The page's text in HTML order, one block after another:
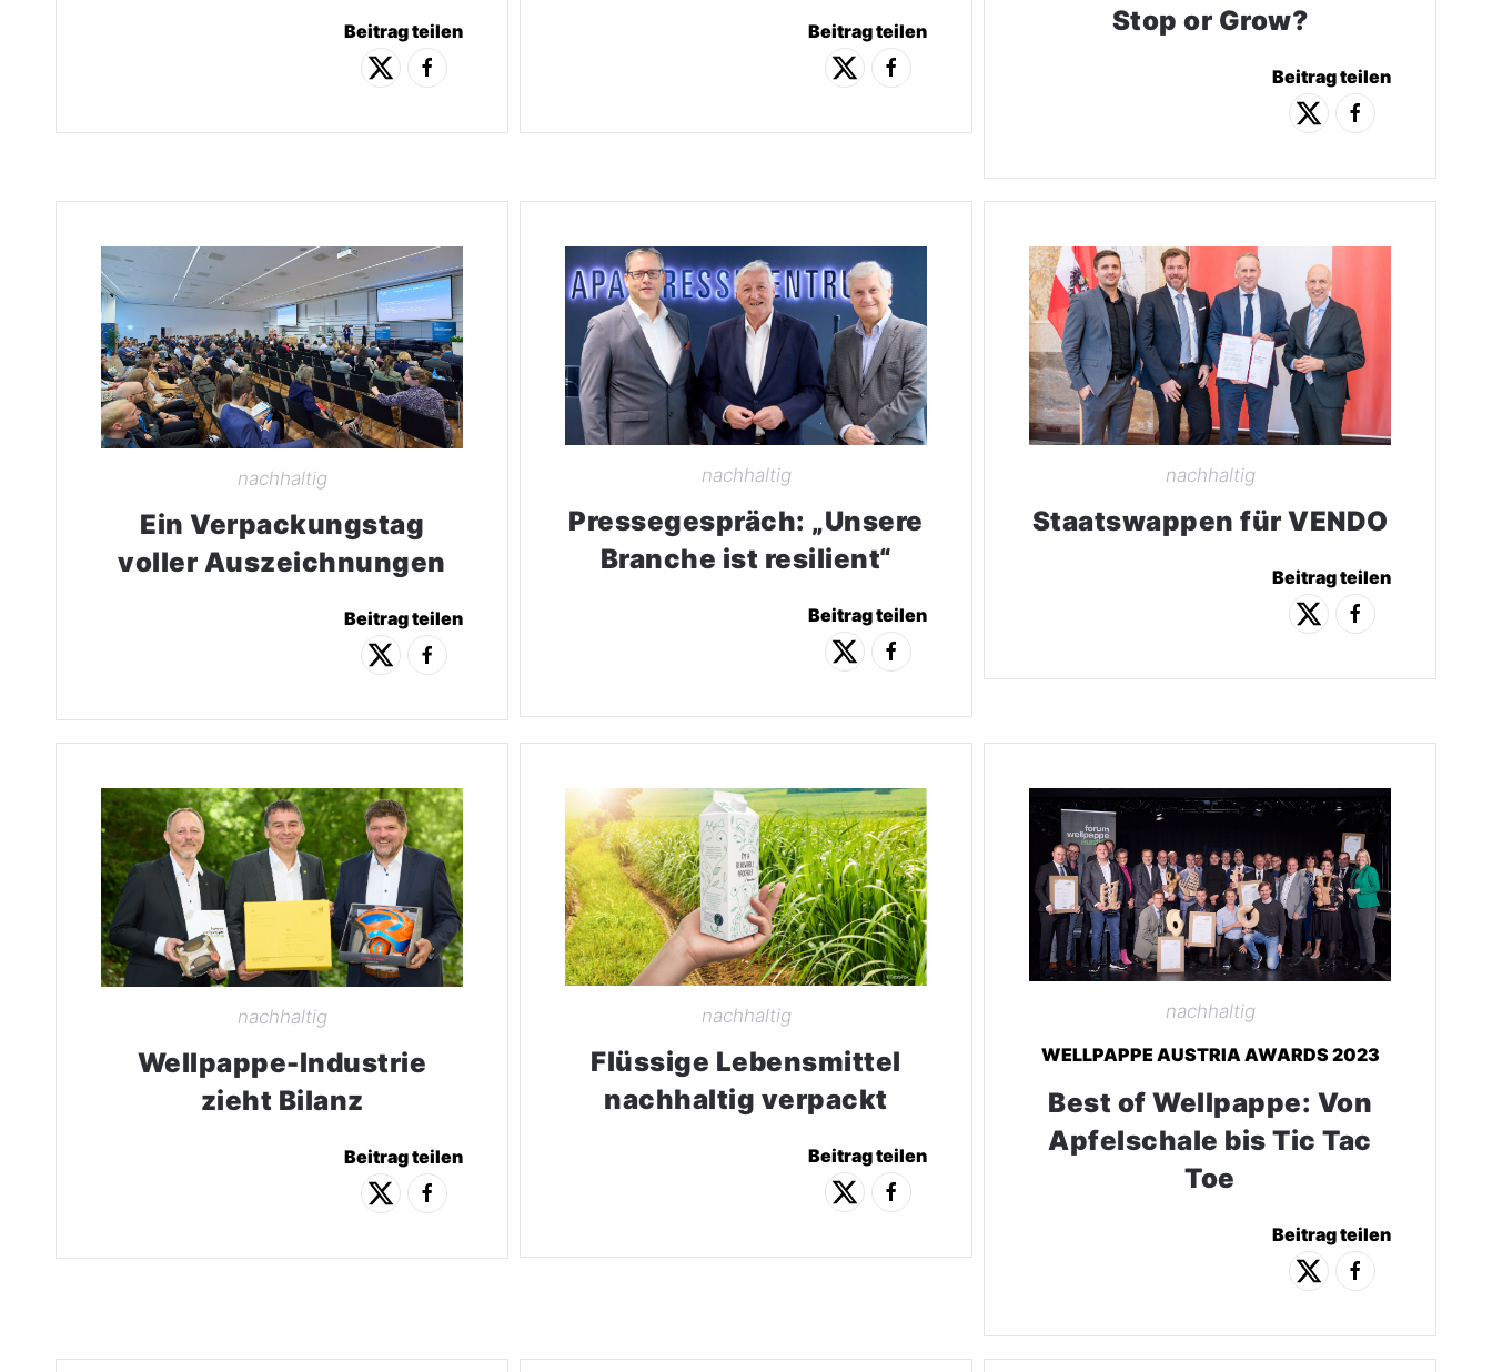
Beitrag teilen Beitrag teilen
Stop or Grow?
Beitrag teilen
nachhaltig
Ein Verpackungstag
voller Auszeichnungen
Beitrag teilen
nachhaltig
Pressegespräch: „Unsere
Branche ist resilient“
Beitrag teilen
nachhaltig
Staatswappen für VENDO
Beitrag teilen
nachhaltig
Wellpappe-Industrie
zieht Bilanz
Beitrag teilen
nachhaltig
Flüssige Lebensmittel
nachhaltig verpackt
Beitrag teilen
nachhaltig
WELLPAPPE AUSTRIA AWARDS 2023
Best of Wellpappe: Von
Apfelschale bis Tic Tac
Toe
Beitrag teilen